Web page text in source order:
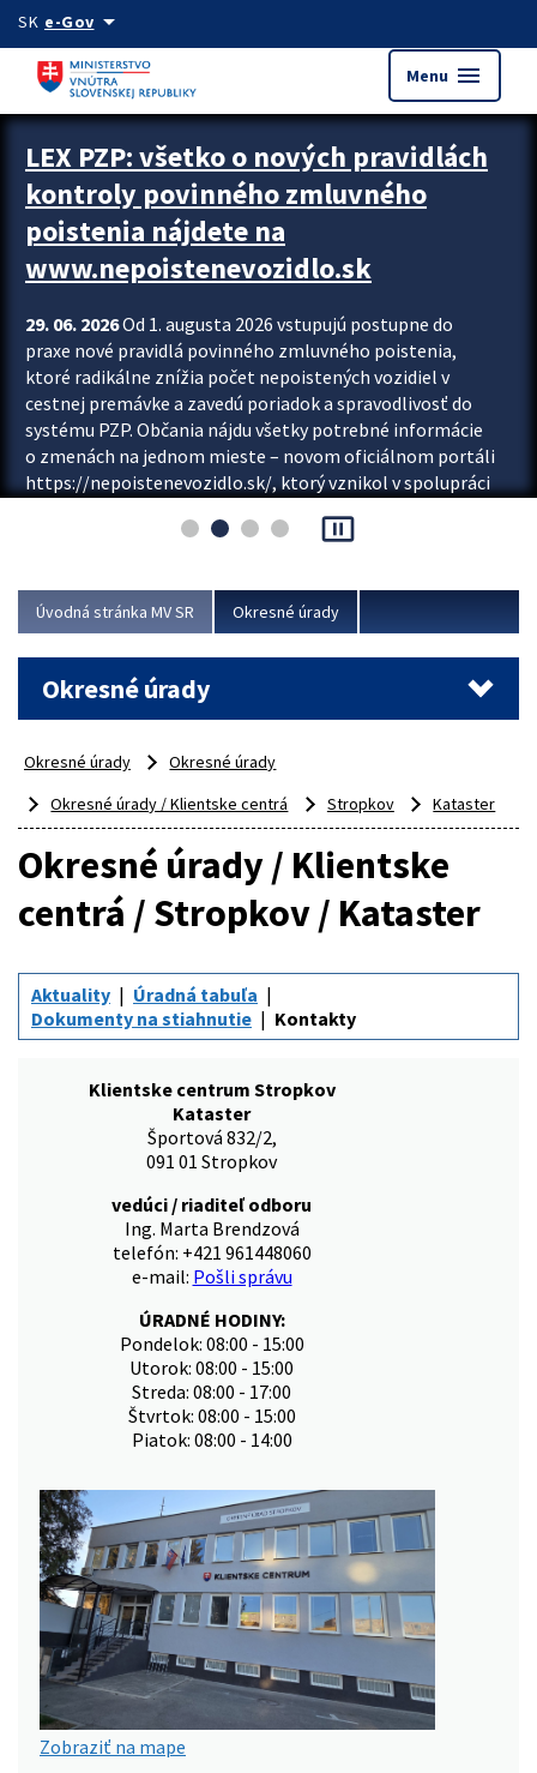
Preskocit na hlavný obsah
SK e-Govarrow_drop_down
Menu menu
Zastavit automatický posun upútavok
LEX PZP: všetko o nových pravidlách
kontroly povinného zmluvného
poistenia nájdete na
www.nepoistenevozidlo.sk
29. 06. 2026Od 1. augusta 2026 vstupujú postupne do
praxe nové pravidlá povinného zmluvného poistenia,
ktoré radikálne znížia počet nepoistených vozidiel v
cestnej premávke a zavedú poriadok a spravodlivosť do
systému PZP. Občania nájdu všetky potrebné informácie
o zmenách na jednom mieste – novom oficiálnom portáli
https://nepoistenevozidlo.sk/, ktorý vznikol v spolupráci
asociácie poisťovní (SLASPO) a Ministerstva vnútra SR.
Viac
pause_presentation
Úvodná stránka MV SR Okresné úrady
Okresné úrady
Okresné úrady
Okresné úrady
Okresné úrady / Klientske centrá
Stropkov Kataster
Okresné úrady / Klientske
centrá / Stropkov / Kataster
Aktuality
Úradná tabuľa
Dokumenty na stiahnutie
Kontakty
Klientske centrum Stropkov
Kataster
Športová 832/2,
091 01 Stropkov
vedúci / riaditeľ odboru
Ing. Marta Brendzová
telefón: +421 961448060
e-mail: Pošli správu
ÚRADNÉ HODINY:
Pondelok: 08:00 - 15:00
Utorok: 08:00 - 15:00
Streda: 08:00 - 17:00
Štvrtok: 08:00 - 15:00
Piatok: 08:00 - 14:00
Zobraziť na mape